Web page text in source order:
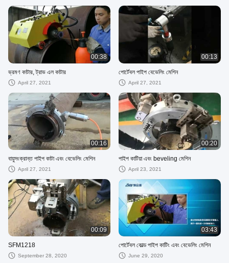
00:38
ভ্রমণ কাটার, ট্রাভ এল কাটার
April 27, 2021
00:13
পোর্টেবল পাইপ বেভেলিং মেশিন
April 27, 2021
00:16
বায়ুসংক্রান্ত পাইপ কাটা এবং বেভেলিং মেশিন
April 27, 2021
00:20
পাইপ কাটিয়া এবং beveling মেশিন
April 23, 2021
00:09
SFM1218
September 28, 2020
03:43
পোর্টেবল কোল্ড পাইপ কাটিং এবং বেভেলিং মেশিন
June 29, 2020